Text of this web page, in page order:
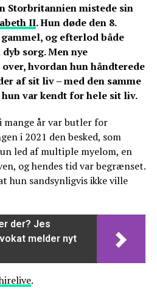
Storbritannien mistede sin
II. Hun døde den 8.
gammel, og efterlod både
sorg. Men nye
hvordan hun håndterede
af sit liv – med den samme
var kendt for hele sit liv.
år var butler for
i 2021 den besked, som
led af multiple myelom, en
og hendes tid var begrænset.
hun sandsynligvis ikke ville
der? Jes
melder nyt
.